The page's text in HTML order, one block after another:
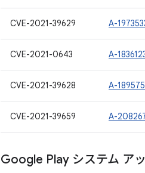
CVE-2021-39629 A-
CVE-2021-0643 A-
CVE-2021-39628 A-
CVE-2021-39659 A-
Google Play システム ア